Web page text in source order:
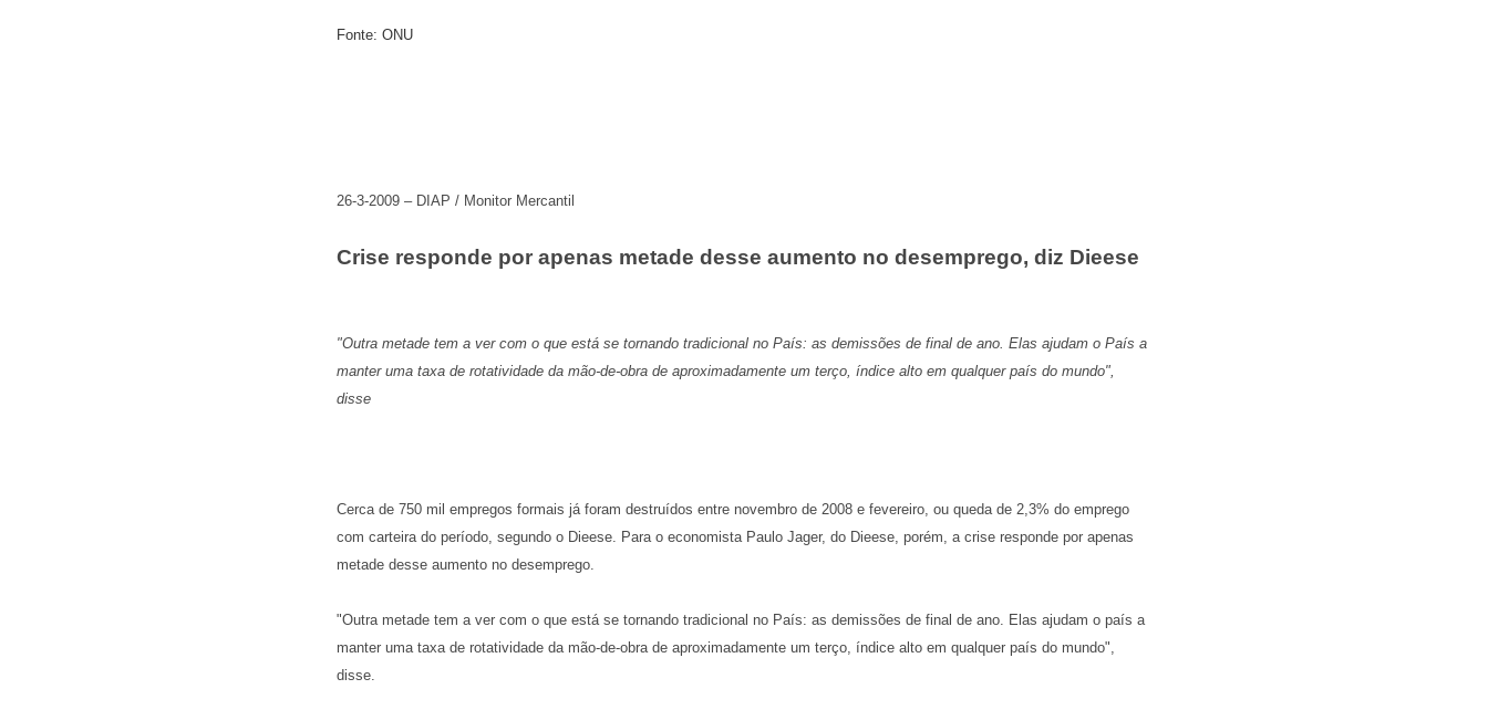
Fonte: ONU
26-3-2009 – DIAP / Monitor Mercantil
Crise responde por apenas metade desse aumento no desemprego, diz Dieese
"Outra metade tem a ver com o que está se tornando tradicional no País: as demissões de final de ano. Elas ajudam o País a
manter uma taxa de rotatividade da mão-de-obra de aproximadamente um terço, índice alto em qualquer país do mundo",
disse
Cerca de 750 mil empregos formais já foram destruídos entre novembro de 2008 e fevereiro, ou queda de 2,3% do emprego
com carteira do período, segundo o Dieese. Para o economista Paulo Jager, do Dieese, porém, a crise responde por apenas
metade desse aumento no desemprego.
"Outra metade tem a ver com o que está se tornando tradicional no País: as demissões de final de ano. Elas ajudam o país a
manter uma taxa de rotatividade da mão-de-obra de aproximadamente um terço, índice alto em qualquer país do mundo",
disse.